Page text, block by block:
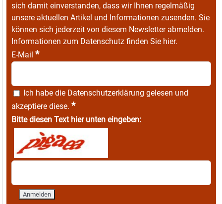
sich damit einverstanden, dass wir Ihnen regelmäßig
unsere aktuellen Artikel und Informationen zusenden. Sie
können sich jederzeit von diesem Newsletter abmelden.
Informationen zum Datenschutz finden Sie hier.
E-Mail *
Ich habe die Datenschutzerklärung gelesen und
akzeptiere diese. *
Bitte diesen Text hier unten eingeben: